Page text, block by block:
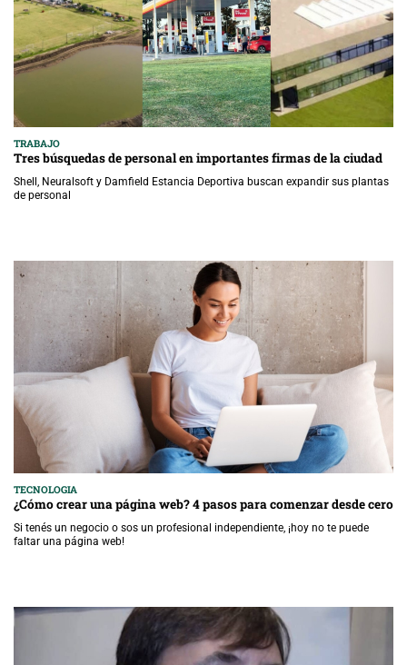
TRABAJO
Tres búsquedas de personal en importantes firmas de la ciudad
Shell, Neuralsoft y Damfield Estancia Deportiva buscan expandir sus plantas
de personal
TECNOLOGIA
¿Cómo crear una página web? 4 pasos para comenzar desde cero
Si tenés un negocio o sos un profesional independiente, ¡hoy no te puede
faltar una página web!